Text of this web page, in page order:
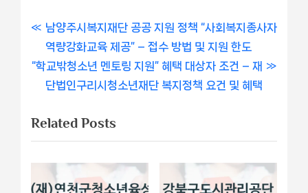
글
내
비
게
이
P
r
e
v
o
u
s
P
남양주시복지재단 공공 지원 정책 “사회복지종사자
역량강화교육 제공” – 접수 방법 및 지원 한도
N
t
P
o
s
“학교밖청소년 멘토링 지원” 혜택 대상자 조건 – 재
단법인구리시청소년재단 복지정책 요건 및 혜택
Related Posts